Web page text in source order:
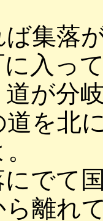
集落
入っ
が分
を北
でて
ら離れ